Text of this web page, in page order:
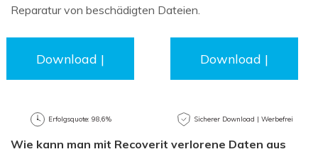
Reparatur von beschädigten Dateien.
Download |
Erfolgsquote: 98,6%
Download |
Sicherer Download | Werbefrei
Wie kann man mit Recoverit verlorene Daten aus